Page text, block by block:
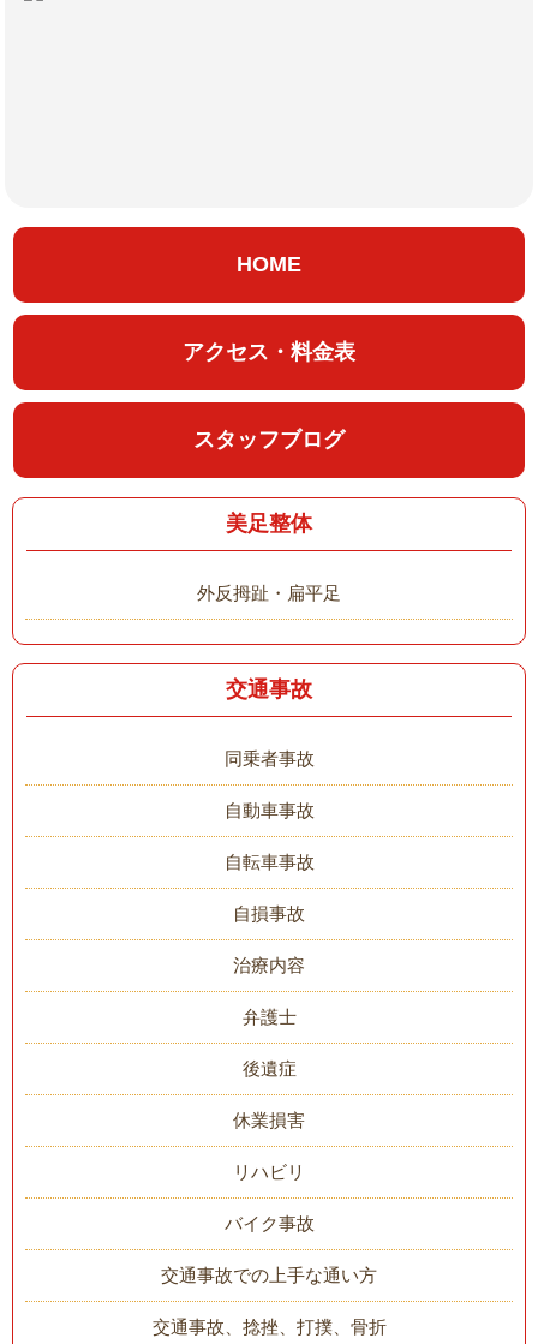
HOME
アクセス・料金表
スタッフブログ
美足整体
外反拇趾・扁平足
交通事故
同乗者事故
自動車事故
自転車事故
自損事故
治療内容
弁護士
後遺症
休業損害
リハビリ
バイク事故
交通事故での上手な通い方
交通事故、捻挫、打撲、骨折